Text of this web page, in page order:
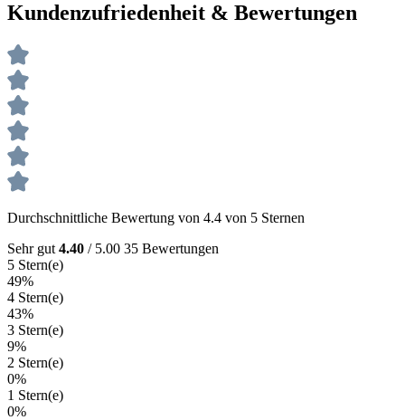
Kundenzufriedenheit & Bewertungen
Durchschnittliche Bewertung von 4.4 von 5 Sternen
Sehr gut 4.40 / 5.00 35 Bewertungen
5 Stern(e)
49%
4 Stern(e)
43%
3 Stern(e)
9%
2 Stern(e)
0%
1 Stern(e)
0%